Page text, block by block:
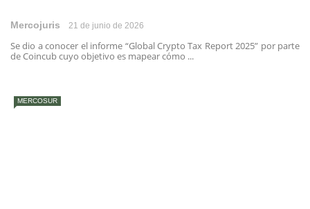
Mercojuris 21 de junio de 2026
Se dio a conocer el informe “Global Crypto Tax Report 2025” por parte
de Coincub cuyo objetivo es mapear cómo ...
MERCOSUR